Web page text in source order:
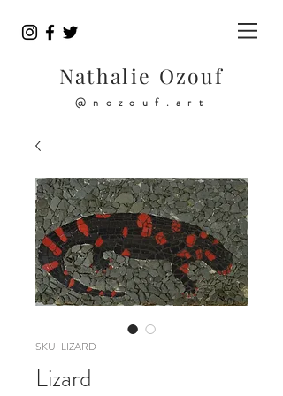
Nathalie Ozouf
@nozouf.art
SKU: LIZARD
Lizard